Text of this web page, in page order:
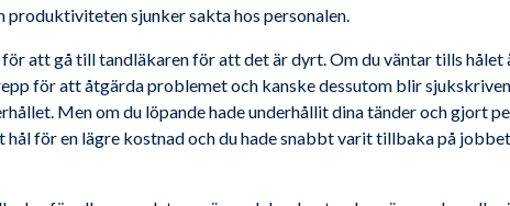
produktiviteten sjunker sakta hos personalen.
att gå till tandläkaren för att det är dyrt. Om du väntar tills
för att åtgärda problemet och kanske dessutom blir
Men om du löpande hade underhållit dina tänder och gjort
hål för en lägre kostnad och du hade snabbt varit tillbaka på